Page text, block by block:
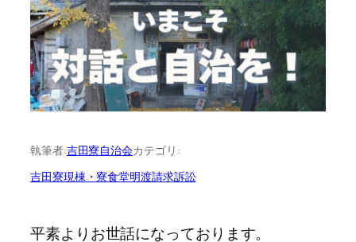
執筆者:吉田寮自治会カテゴリ:
吉田寮現棟・寮食堂明渡請求訴訟
平素よりお世話になっております。